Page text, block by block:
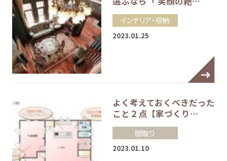
インテリア・収納
2023.01.25
よく考えておくべきだった
こと２点【家づくり…
間取り
2023.01.10